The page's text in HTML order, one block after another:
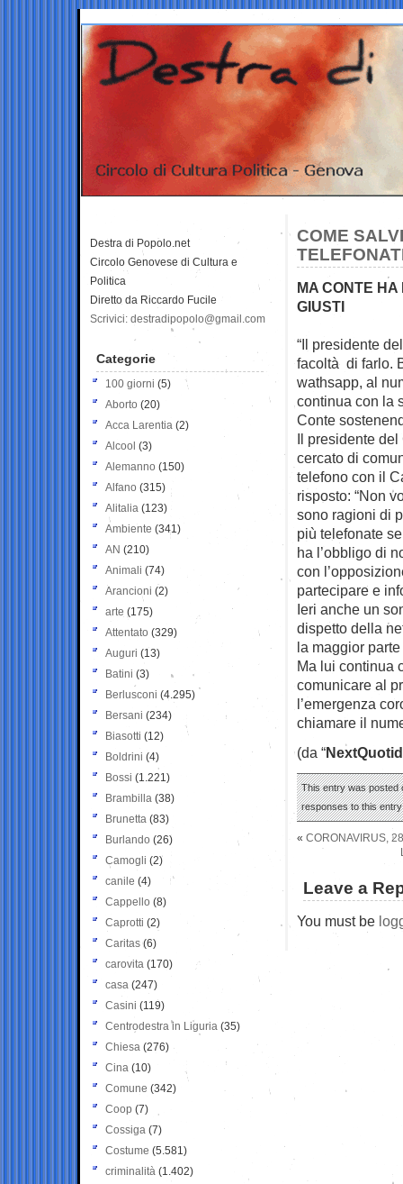
COME
MA CONTE
GIUSTI
“Il presidente
facoltà di farlo.
wathsapp, al
continua con la
Conte
Il presidente
cercato di
telefono con il
risposto: “Non
sono ragioni di
più telefonate
ha l’obbligo di
con
partecipare e
Ieri anche un
dispetto della
la maggior
Ma lui continua
comunicare al
l’emergenza
chiamare il
(da “
This entry was posted
responses to this
« CORONAVIRUS,
Leave a
You must be
Destra di Popolo.net
Circolo Genovese di Cultura e
Politica
Diretto da Riccardo Fucile
Scrivici: destradipopolo@gmail.com
Categorie
100 giorni (5)
Aborto (20)
Acca Larentia (2)
Alcool (3)
Alemanno (150)
Alfano (315)
Alitalia (123)
Ambiente (341)
AN (210)
Animali (74)
Arancioni (2)
arte (175)
Attentato (329)
Auguri (13)
Batini (3)
Berlusconi (4.295)
Bersani (234)
Biasotti (12)
Boldrini (4)
Bossi (1.221)
Brambilla (38)
Brunetta (83)
Burlando (26)
Camogli (2)
canile (4)
Cappello (8)
Caprotti (2)
Caritas (6)
carovita (170)
casa (247)
Casini (119)
Centrodestra in Liguria (35)
Chiesa (276)
Cina (10)
Comune (342)
Coop (7)
Cossiga (7)
Costume (5.581)
criminalità (1.402)